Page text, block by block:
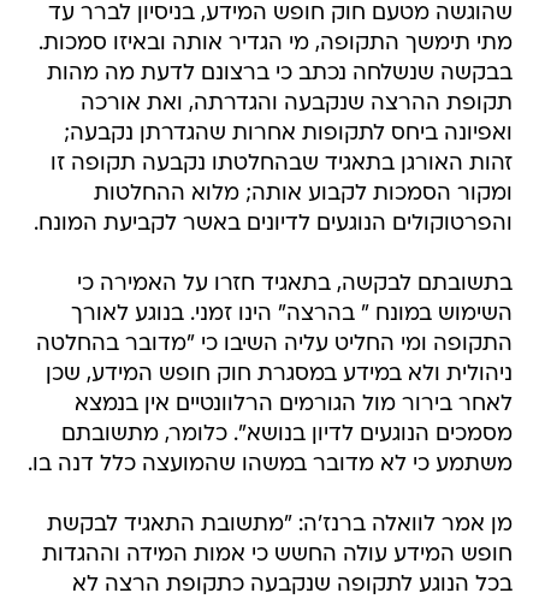
שהוגשה מטעם חוק חופש המידע, בניסיון לברר עד
מתי תימשך התקופה, מי הגדיר אותה ובאיזו סמכות.
בבקשה שנשלחה נכתב כי ברצונם לדעת מה מהות
תקופת ההרצה שנקבעה והגדרתה, ואת אורכה
ואפיונה ביחס לתקופות אחרות שהגדרתן נקבעה;
זהות האורגן בתאגיד שבהחלטתו נקבעה תקופה זו
ומקור הסמכות לקבוע אותה; מלוא ההחלטות
והפרטוקולים הנוגעים לדיונים באשר לקביעת המונח.
בתשובתם לבקשה, בתאגיד חזרו על האמירה כי
השימוש במונח " בהרצה" הינו זמני. בנוגע לאורך
התקופה ומי החליט עליה השיבו כי "מדובר בהחלטה
ניהולית ולא במידע במסגרת חוק חופש המידע, שכן
לאחר בירור מול הגורמים הרלוונטיים אין בנמצא
מסמכים הנוגעים לדיון בנושא". כלומר, מתשובתם
משתמע כי לא מדובר במשהו שהמועצה כלל דנה בו.
מן אמר לוואלה ברנז'ה: "מתשובת התאגיד לבקשת
חופש המידע עולה החשש כי אמות המידה וההגדות
בכל הנוגע לתקופה שנקבעה כתקופת הרצה לא